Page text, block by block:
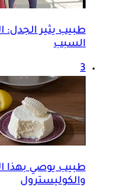
طبيب يثير الجدل:
السبب
3
طبيب يوصي بهذا
والكوليسترول